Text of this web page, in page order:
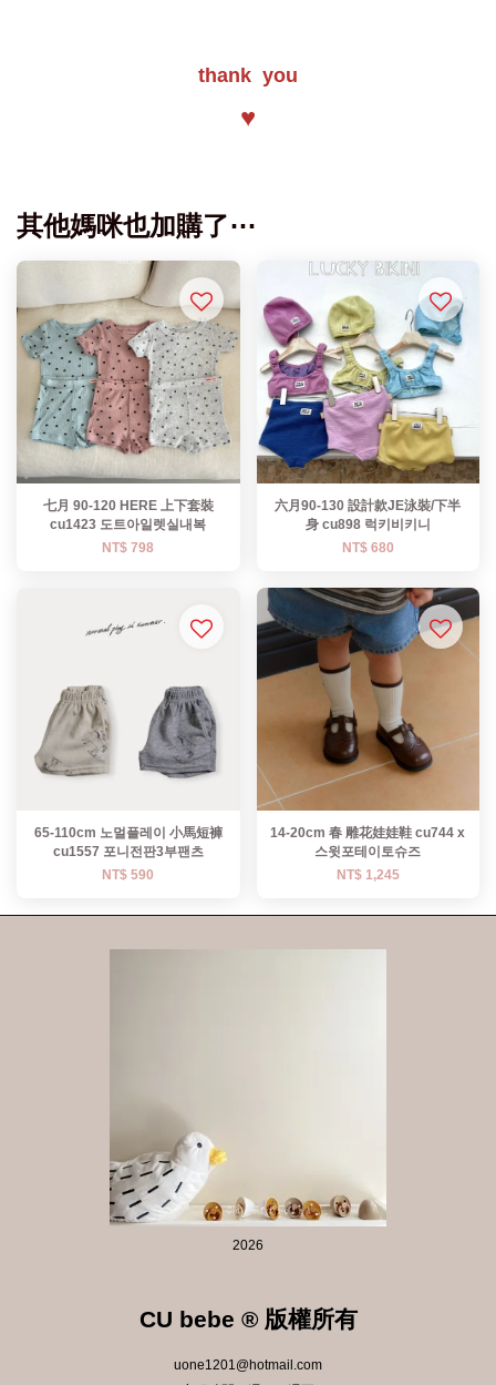
thank you
♥
其他媽咪也加購了⋯
七月 90-120 HERE 上下套裝
cu1423 도트아일렛실내복
NT$ 798
六月90-130 設計款JE泳裝/下半
身 cu898 럭키비키니
NT$ 680
65-110cm 노멀플레이 小馬短褲
cu1557 포니전판3부팬츠
NT$ 590
14-20cm 春 雕花娃娃鞋 cu744 x
스윗포테이토슈즈
NT$ 1,245
2026
CU bebe ® 版權所有
uone1201@hotmail.com